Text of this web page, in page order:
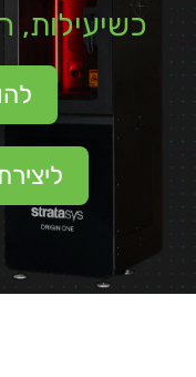
כשיעילות,